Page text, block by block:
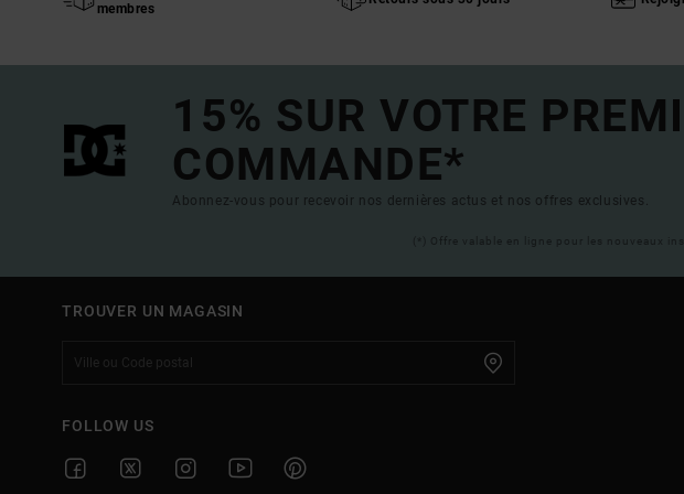
membres
15% SUR VOTRE
COMMANDE*
Abonnez-vous pour recevoir nos dernières actus et nos offres exclusives.
(*) Offre valable en ligne pour les nouveaux
TROUVER UN MAGASIN
FOLLOW US